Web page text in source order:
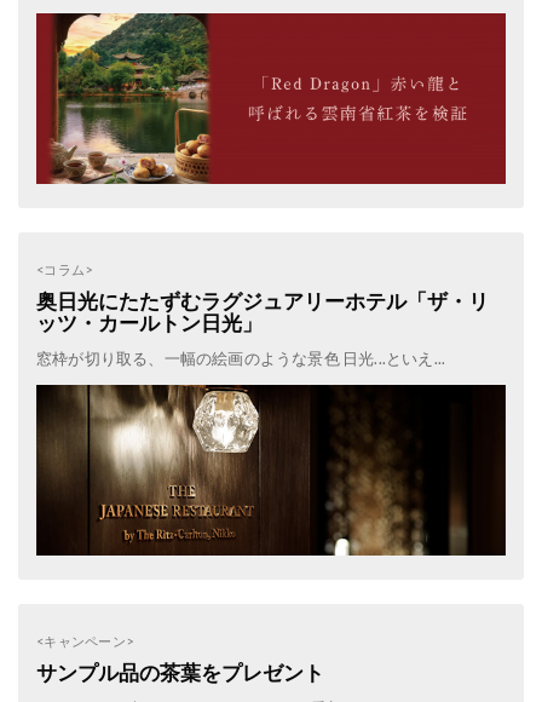
<コラム>
奥日光にたたずむラグジュアリーホテル「ザ・リ
ッツ・カールトン日光」
窓枠が切り取る、一幅の絵画のような景色 日光...といえ...
<キャンペーン>
サンプル品の茶葉をプレゼント